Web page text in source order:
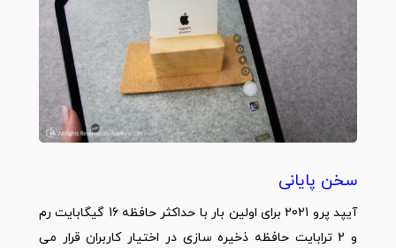
سخن پایانی
آیپد پرو 2021 برای اولین بار با حداکثر حافظه 16 گیگابایت رم
و 2 ترابایت حافظه ذخیره سازی در اختیار کاربران قرار می